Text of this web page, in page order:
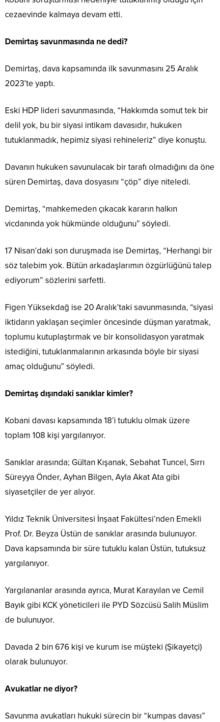
cezaevinde kalmaya devam etti.
Demirtaş savunmasında ne dedi?
Demirtaş, dava kapsamında ilk savunmasını 25 Aralık
2023’te yaptı.
Eski HDP lideri savunmasında, “Hakkımda somut tek bir
delil yok, bu bir siyasi intikam davasıdır, hukuken
tutuklanmadık, hepimiz siyasi rehineleriz” diye konuştu.
Davanın hukuken savunulacak bir tarafı olmadığını da öne
süren Demirtaş, dava dosyasını “çöp” diye niteledi.
Demirtaş, “mahkemeden çıkacak kararın halkın
vicdanında yok hükmünde olduğunu” söyledi.
17 Nisan’daki son duruşmada ise Demirtaş, “Herhangi bir
söz talebim yok. Bütün arkadaşlarımın özgürlüğünü talep
ediyorum” sözlerini sarfetti.
Figen Yüksekdağ ise 20 Aralık’taki savunmasında, “siyasi
iktidarın yaklaşan seçimler öncesinde düşman yaratmak,
toplumu kutuplaştırmak ve bir konsolidasyon yaratmak
istediğini, tutuklanmalarının arkasında böyle bir siyasi
amaç olduğunu” söyledi.
Demirtaş dışındaki sanıklar kimler?
Kobani davası kapsamında 18’i tutuklu olmak üzere
toplam 108 kişi yargılanıyor.
Sanıklar arasında; Gültan Kışanak, Sebahat Tuncel, Sırrı
Süreyya Önder, Ayhan Bilgen, Ayla Akat Ata gibi
siyasetçiler de yer alıyor.
Yıldız Teknik Üniversitesi İnşaat Fakültesi’nden Emekli
Prof. Dr. Beyza Üstün de sanıklar arasında bulunuyor.
Dava kapsamında bir süre tutuklu kalan Üstün, tutuksuz
yargılanıyor.
Yargılananlar arasında ayrıca, Murat Karayılan ve Cemil
Bayık gibi KCK yöneticileri ile PYD Sözcüsü Salih Müslim
de bulunuyor.
Davada 2 bin 676 kişi ve kurum ise müşteki (Şikayetçi)
olarak bulunuyor.
Avukatlar ne diyor?
Savunma avukatları hukuki sürecin bir “kumpas davası”